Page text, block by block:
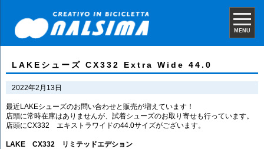
MENU
LAKEシューズ CX332 Extra Wide 44.0
2022年2月13日
最近LAKEシューズのお問い合わせと販売が増えています！
店頭に常時在庫はありませんが、試着シューズのお取り寄せも行っています。
店頭にCX332 エキストラワイドの44.0サイズがございます。
LAKE CX332 リミテッドエデション